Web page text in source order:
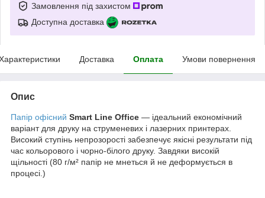
Замовлення під захистом
Доступна доставка
Доставка Оплата Умови повернення
Опис
Папір офісний Smart Line Office — ідеальний економічний
варіант для друку на струменевих і лазерних принтерах.
Високий ступінь непрозорості забезпечує якісні результати під
час кольорового і чорно-білого друку. Завдяки високій
щільності (80 г/м² папір не мнеться й не деформується в
процесі.)